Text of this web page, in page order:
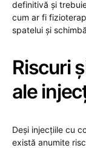
definitivă și
cum ar fi
spatelui și
Riscuri
ale
Deși injecțiile cu
există anumite